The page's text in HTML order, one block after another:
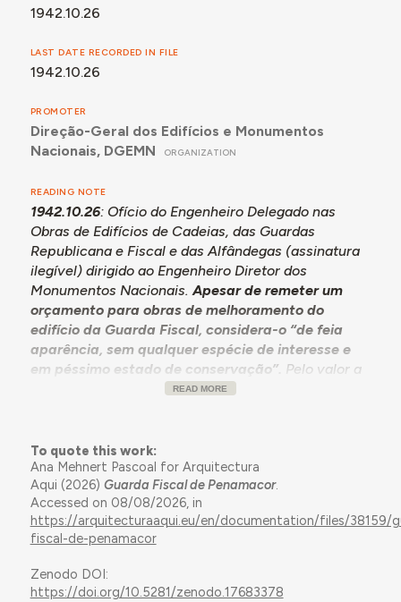
1942.10.26
LAST DATE RECORDED IN FILE
1942.10.26
PROMOTER
Direção-Geral dos Edifícios e Monumentos
Nacionais, DGEMN
ORGANIZATION
READING NOTE
1942.10.26: Ofício do Engenheiro Delegado nas
Obras de Edifícios de Cadeias, das Guardas
Republicana e Fiscal e das Alfândegas (assinatura
ilegível) dirigido ao Engenheiro Diretor dos
Monumentos Nacionais.Apesar de remeter um
orçamento para obras de melhoramento do
edifício da Guarda Fiscal, considera-o “de feia
aparência, sem qualquer espécie de interesse e
em péssimo estado de conservação”. Pelo valor a
que ascenderiam as obras, julga que
intervenções no existente.
READ MORE
To quote this work:
Ana Mehnert Pascoal for Arquitectura
Aqui (2026) Guarda Fiscal de Penamacor.
Accessed on 08/08/2026, in
https://arquitecturaaqui.eu/en/documentation/files/38159/
fiscal-de-penamacor
Zenodo DOI:
https://doi.org/10.5281/zenodo.17683378